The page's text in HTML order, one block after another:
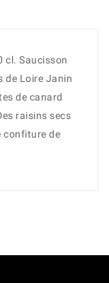
cl. Saucisson
de Loire Janin
de canard
raisins secs
confiture de